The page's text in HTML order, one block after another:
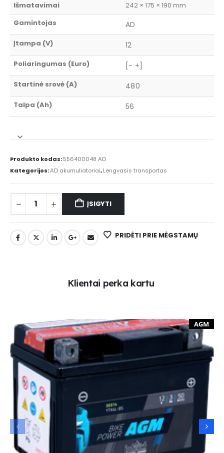
Išmatavimai
242 × 175 × 190 mm
Gamintojas
AD
Įtampa (V) 12
Poliaringumas (Euro) [- +]
Startinė srovė (A) 480
Talpa (Ah) 56
Produkto kodas:556400048 AD
Kategorijos:AD akumuliatoriai,Lengvasis transportas
ĮSIGYTI
PRIDĖTI PRIE MĖGSTAMŲ
Klientai perka kartu
AGM